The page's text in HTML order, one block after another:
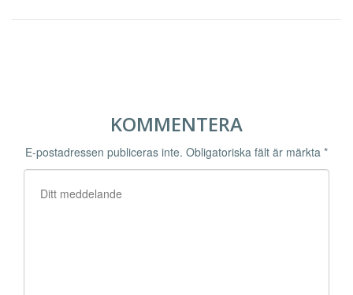
KOMMENTERA
E-postadressen publiceras inte. Obligatoriska fält är märkta *